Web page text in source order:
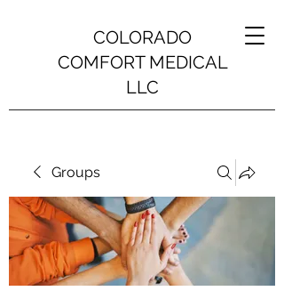
COLORADO
COMFORT MEDICAL
LLC
Groups